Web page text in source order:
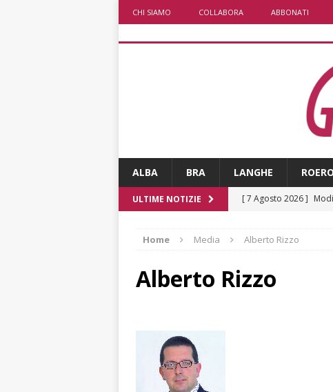
CHI SIAMO COLLABORA ABBONATI
ALBA BRA LANGHE ROERO
ULTIME NOTIZIE [ 7 Agosto 2026 ]
[ 7 Agosto 2026 ]
Home Media Alberto Rizzo
Alberto Rizzo